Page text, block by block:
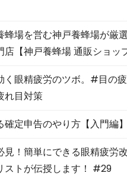
蜂場を営む神戸養蜂場が厳
【神戸養蜂場 通販ショッ
く眼精疲労のツボ。#目の
目対策
定申告のやり方【入門編】
見！簡単にできる眼精疲労
ストが伝授します！ #29